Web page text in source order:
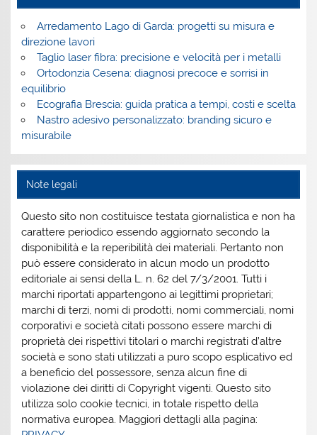
Arredamento Lago di Garda: progetti su misura e
direzione lavori
Taglio laser fibra: precisione e velocità per i metalli
Ortodonzia Cesena: diagnosi precoce e sorrisi in
equilibrio
Ecografia Brescia: guida pratica a tempi, costi e scelta
Nastro adesivo personalizzato: branding sicuro e
misurabile
Note legali
Questo sito non costituisce testata giornalistica e non ha
carattere periodico essendo aggiornato secondo la
disponibilità e la reperibilità dei materiali. Pertanto non
può essere considerato in alcun modo un prodotto
editoriale ai sensi della L. n. 62 del 7/3/2001. Tutti i
marchi riportati appartengono ai legittimi proprietari;
marchi di terzi, nomi di prodotti, nomi commerciali, nomi
corporativi e società citati possono essere marchi di
proprietà dei rispettivi titolari o marchi registrati d’altre
società e sono stati utilizzati a puro scopo esplicativo ed
a beneficio del possessore, senza alcun fine di
violazione dei diritti di Copyright vigenti. Questo sito
utilizza solo cookie tecnici, in totale rispetto della
normativa europea. Maggiori dettagli alla pagina: